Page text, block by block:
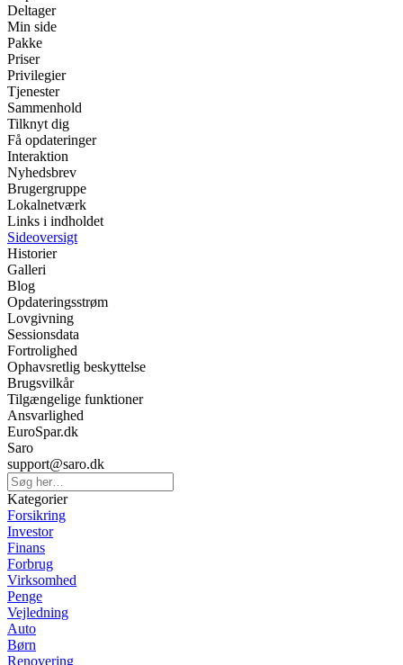
Deltager
Min side
Pakke
Priser
Privilegier
Tjenester
Sammenhold
Tilknyt dig
Få opdateringer
Interaktion
Nyhedsbrev
Brugergruppe
Lokalnetværk
Links i indholdet
Sideoversigt
Historier
Galleri
Blog
Opdateringsstrøm
Lovgivning
Sessionsdata
Fortrolighed
Ophavsretlig beskyttelse
Brugsvilkår
Tilgængelige funktioner
Ansvarlighed
EuroSpar.dk
Saro
support@saro.dk
Kategorier
Forsikring
Investor
Finans
Forbrug
Virksomhed
Penge
Vejledning
Auto
Børn
Renovering